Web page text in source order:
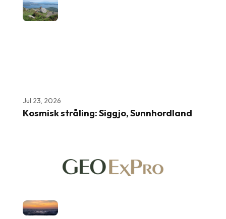
Jul 23, 2026
Kosmisk stråling: Siggjo, Sunnhordland